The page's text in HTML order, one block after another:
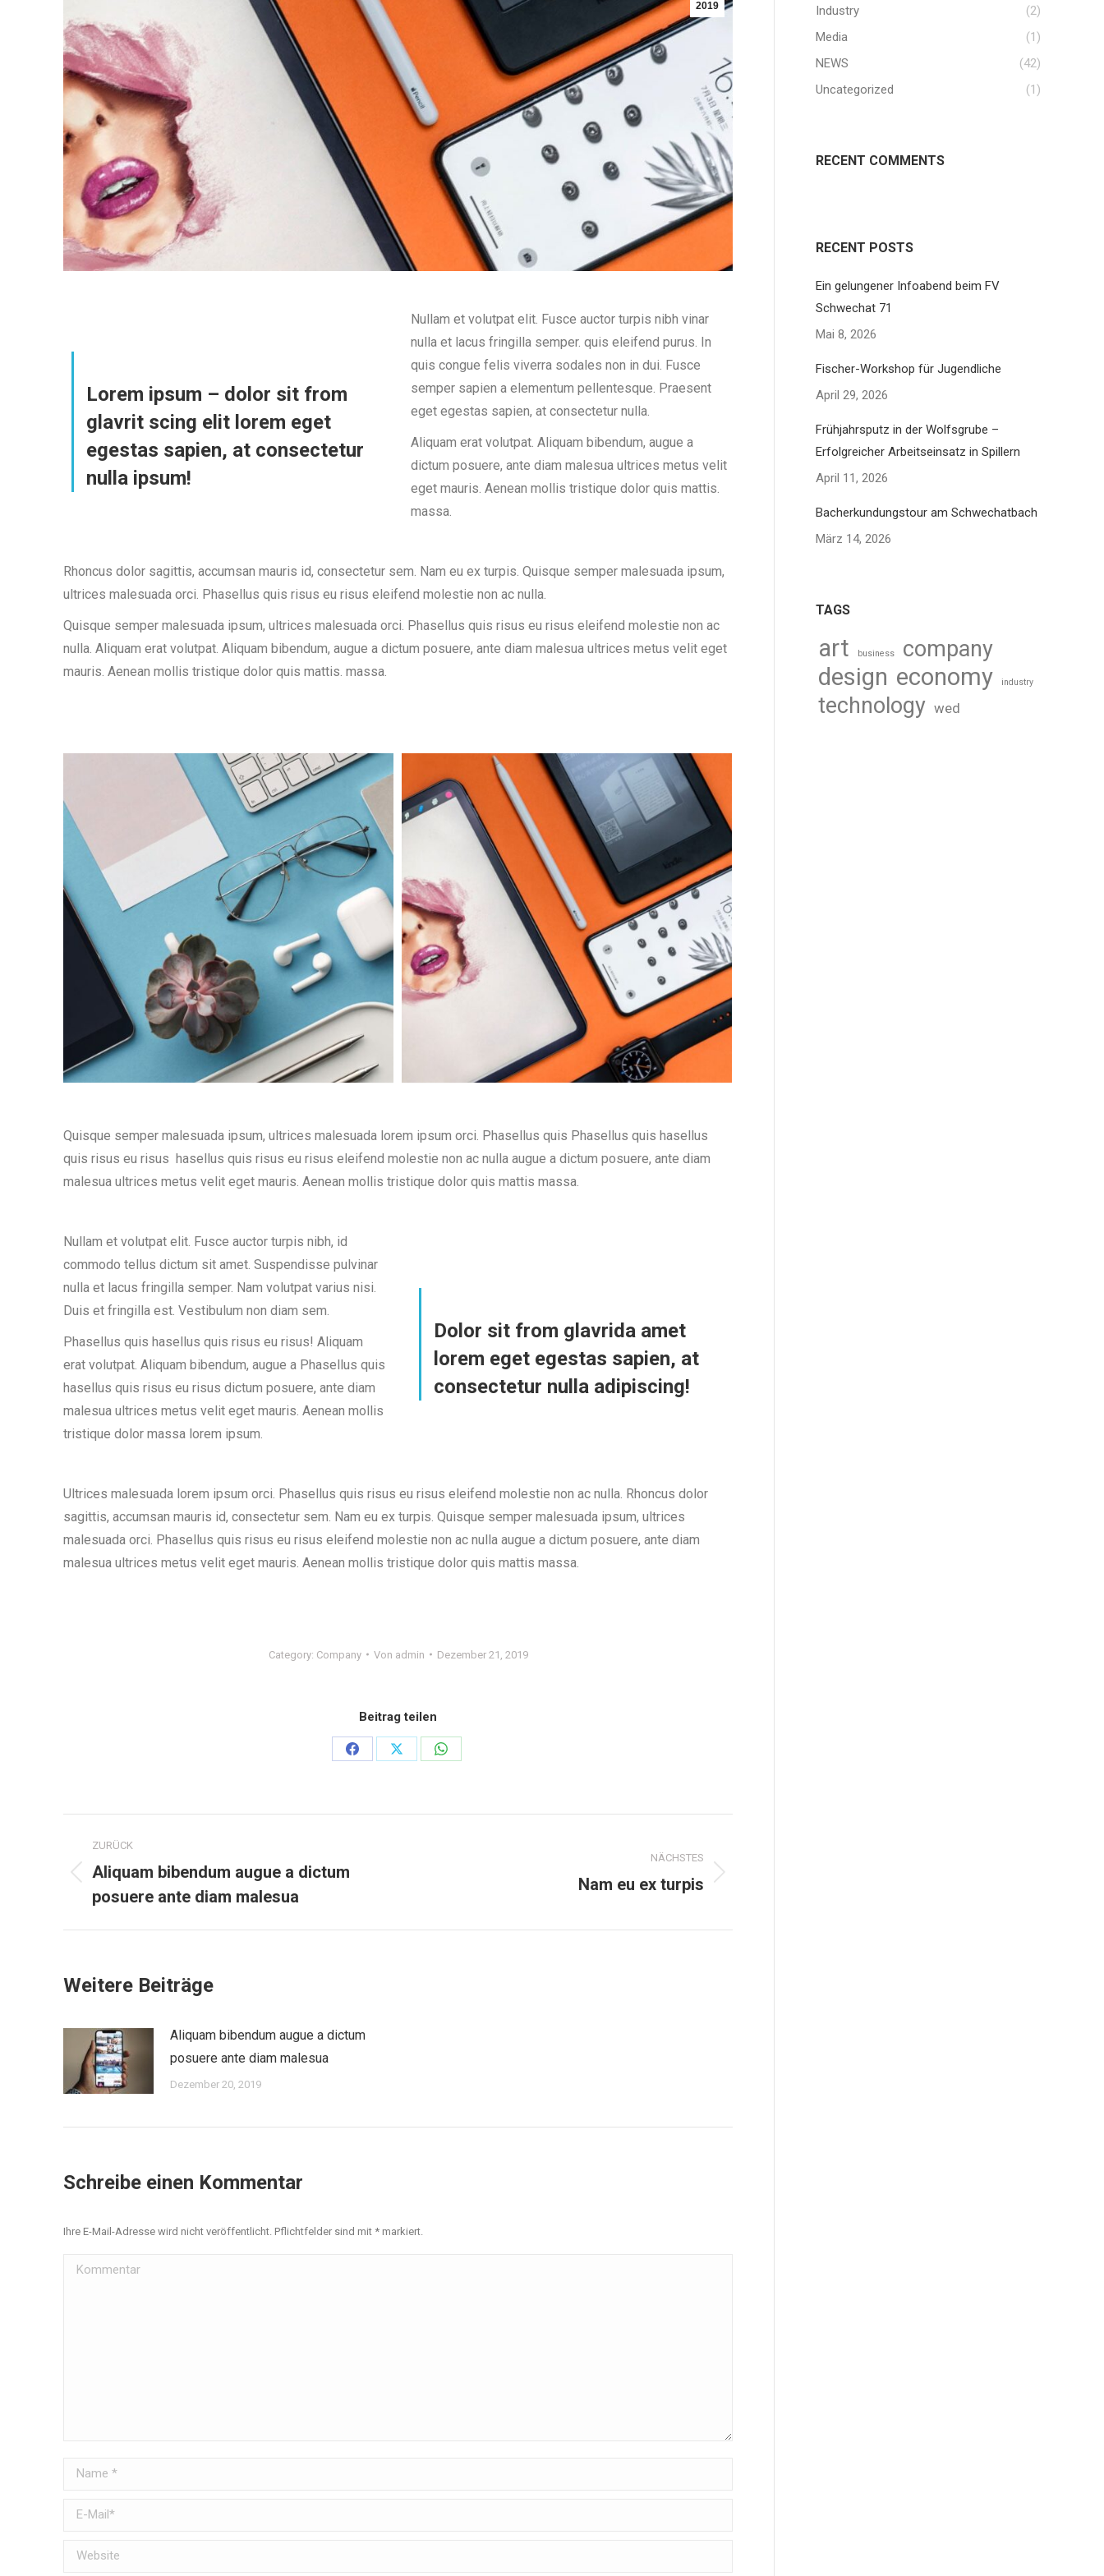
2019
Lorem ipsum – dolor sit from
glavrit scing elit lorem eget
egestas sapien, at consectetur
nulla ipsum!
Nullam et volutpat elit. Fusce auctor turpis nibh vinar
nulla et lacus fringilla semper. quis eleifend purus. In
quis congue felis viverra sodales non in dui. Fusce
semper sapien a elementum pellentesque. Praesent
eget egestas sapien, at consectetur nulla.
Aliquam erat volutpat. Aliquam bibendum, augue a
dictum posuere, ante diam malesua ultrices metus velit
eget mauris. Aenean mollis tristique dolor quis mattis.
massa.
Rhoncus dolor sagittis, accumsan mauris id, consectetur sem. Nam eu ex turpis. Quisque semper malesuada ipsum,
ultrices malesuada orci. Phasellus quis risus eu risus eleifend molestie non ac nulla.
Quisque semper malesuada ipsum, ultrices malesuada orci. Phasellus quis risus eu risus eleifend molestie non ac
nulla. Aliquam erat volutpat. Aliquam bibendum, augue a dictum posuere, ante diam malesua ultrices metus velit eget
mauris. Aenean mollis tristique dolor quis mattis. massa.
Quisque semper malesuada ipsum, ultrices malesuada lorem ipsum orci. Phasellus quis Phasellus quis hasellus
quis risus eu risus hasellus quis risus eu risus eleifend molestie non ac nulla augue a dictum posuere, ante diam
malesua ultrices metus velit eget mauris. Aenean mollis tristique dolor quis mattis massa.
Nullam et volutpat elit. Fusce auctor turpis nibh, id
commodo tellus dictum sit amet. Suspendisse pulvinar
nulla et lacus fringilla semper. Nam volutpat varius nisi.
Duis et fringilla est. Vestibulum non diam sem.
Phasellus quis hasellus quis risus eu risus! Aliquam
erat volutpat. Aliquam bibendum, augue a Phasellus quis
hasellus quis risus eu risus dictum posuere, ante diam
malesua ultrices metus velit eget mauris. Aenean mollis
tristique dolor massa lorem ipsum.
Dolor sit from glavrida amet
lorem eget egestas sapien, at
consectetur nulla adipiscing!
Ultrices malesuada lorem ipsum orci. Phasellus quis risus eu risus eleifend molestie non ac nulla. Rhoncus dolor
sagittis, accumsan mauris id, consectetur sem. Nam eu ex turpis. Quisque semper malesuada ipsum, ultrices
malesuada orci. Phasellus quis risus eu risus eleifend molestie non ac nulla augue a dictum posuere, ante diam
malesua ultrices metus velit eget mauris. Aenean mollis tristique dolor quis mattis massa.
Category: Company Von admin Dezember 21, 2019
Beitrag teilen
Share
Share
Share
ZURÜCK
Vorheriger
Beitrag:
Aliquam bibendum augue a dictum
posuere ante diam malesua
NÄCHSTES
Nam eu ex turpis
Weitere Beiträge
Aliquam bibendum augue a dictum
posuere ante diam malesua
Dezember 20, 2019
Schreibe einen Kommentar
Ihre E-Mail-Adresse wird nicht veröffentlicht. Pflichtfelder sind mit * markiert.
Kommentar
Name *
E-Mail *
Website
Industry
(2)
Media
(1)
NEWS
(42)
Uncategorized
(1)
RECENT COMMENTS
RECENT POSTS
Ein gelungener Infoabend beim FV
Schwechat 71
Mai 8, 2026
Fischer-Workshop für Jugendliche
April 29, 2026
Frühjahrsputz in der Wolfsgrube –
Erfolgreicher Arbeitseinsatz in Spillern
April 11, 2026
Bacherkundungstour am Schwechatbach
März 14, 2026
TAGS
art business company
design economy industry
technology wed